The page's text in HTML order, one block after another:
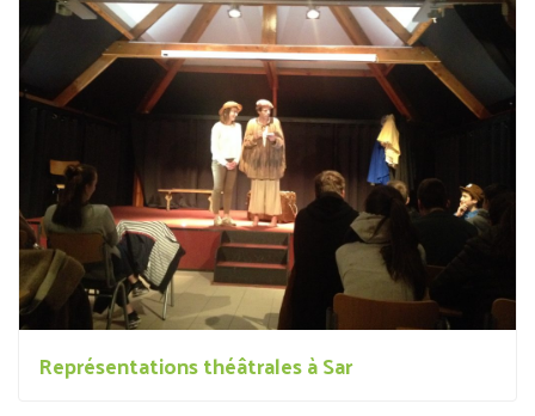
Représentations théâtrales à Sar